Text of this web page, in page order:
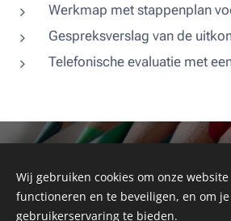
Werkmap met stappenplan
Gespreksverslag van de
Telefonische evaluatie met
© 2026 Linda Witte Studiekeuze en
voorbehouden
Algemene
Wij gebruiken cookies om onze
functioneren en te beveiligen, en om
gebruikerservaring te bieden.